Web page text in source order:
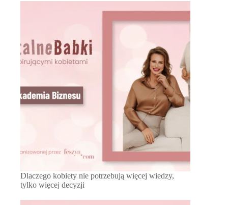
Dlaczego kobiety nie potrzebują więcej wiedzy,
tylko więcej decyzji